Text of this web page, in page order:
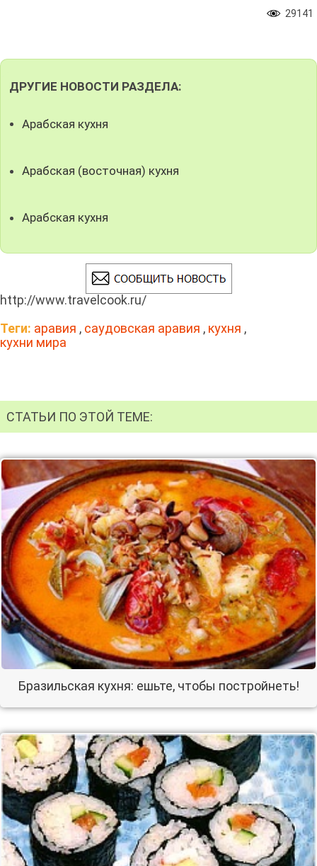
29141
ДРУГИЕ НОВОСТИ РАЗДЕЛА:
Арабская кухня
Арабская (восточная) кухня
Арабская кухня
http://www.travelcook.ru/
Теги: аравия , саудовская аравия , кухня ,
кухни мира
СТАТЬИ ПО ЭТОЙ ТЕМЕ:
Бразильская кухня: ешьте, чтобы постройнеть!